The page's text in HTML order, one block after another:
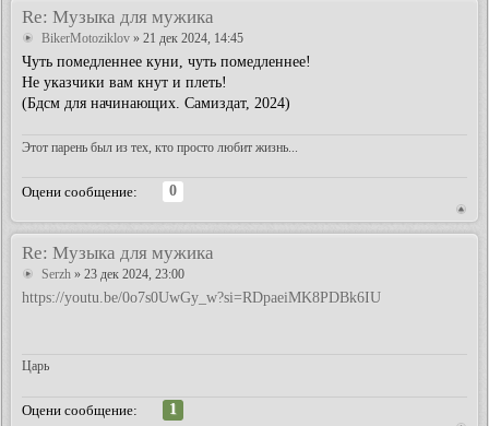
Re: Музыка для мужика
BikerMotoziklov » 21 дек 2024, 14:45
Чуть помедленнее куни, чуть помедленнее!
Не указчики вам кнут и плеть!
(Бдсм для начинающих. Самиздат, 2024)
Этот парень был из тех, кто просто любит жизнь...
Оцени сообщение:
0
Re: Музыка для мужика
Serzh » 23 дек 2024, 23:00
https://youtu.be/0o7s0UwGy_w?si=RDpaeiMK8PDBk6IU
Царь
Оцени сообщение:
1